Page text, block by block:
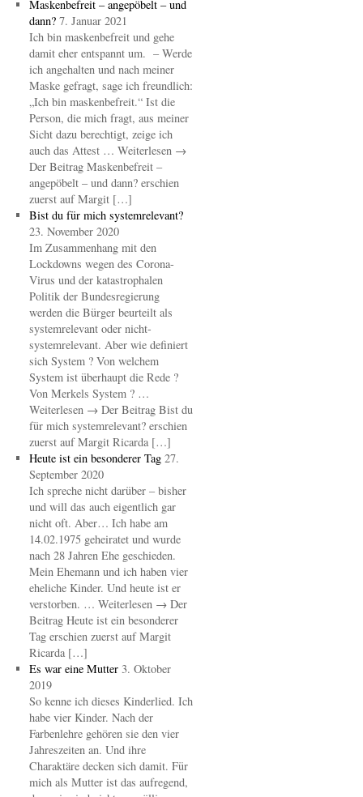
Maskenbefreit – angepöbelt – und
dann? 7. Januar 2021
Ich bin maskenbefreit und gehe
damit eher entspannt um. – Werde
ich angehalten und nach meiner
Maske gefragt, sage ich freundlich:
„Ich bin maskenbefreit.“ Ist die
Person, die mich fragt, aus meiner
Sicht dazu berechtigt, zeige ich
auch das Attest … Weiterlesen →
Der Beitrag Maskenbefreit –
angepöbelt – und dann? erschien
zuerst auf Margit […]
Bist du für mich systemrelevant?
23. November 2020
Im Zusammenhang mit den
Lockdowns wegen des Corona-
Virus und der katastrophalen
Politik der Bundesregierung
werden die Bürger beurteilt als
systemrelevant oder nicht-
systemrelevant. Aber wie definiert
sich System ? Von welchem
System ist überhaupt die Rede ?
Von Merkels System ? …
Weiterlesen → Der Beitrag Bist du
für mich systemrelevant? erschien
zuerst auf Margit Ricarda […]
Heute ist ein besonderer Tag 27.
September 2020
Ich spreche nicht darüber – bisher
und will das auch eigentlich gar
nicht oft. Aber… Ich habe am
14.02.1975 geheiratet und wurde
nach 28 Jahren Ehe geschieden.
Mein Ehemann und ich haben vier
eheliche Kinder. Und heute ist er
verstorben. … Weiterlesen → Der
Beitrag Heute ist ein besonderer
Tag erschien zuerst auf Margit
Ricarda […]
Es war eine Mutter 3. Oktober
2019
So kenne ich dieses Kinderlied. Ich
habe vier Kinder. Nach der
Farbenlehre gehören sie den vier
Jahreszeiten an. Und ihre
Charaktäre decken sich damit. Für
mich als Mutter ist das aufregend,